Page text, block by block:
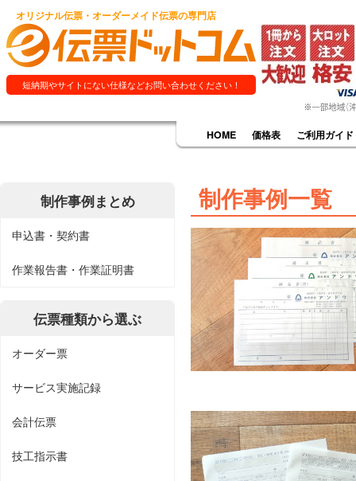
オリジナル伝票・オーダーメイド伝票の専門店
短納期やサイトにない仕様などお問い合わせください！
HOME 価格表 ご利用ガイド
制作事例一覧
制作事例まとめ
申込書・契約書
作業報告書・作業証明書
伝票種類から選ぶ
オーダー票
サービス実施記録
会計伝票
技工指示書